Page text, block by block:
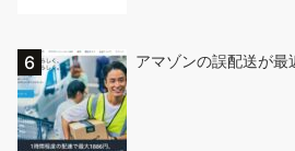
アマゾンの誤配送が最